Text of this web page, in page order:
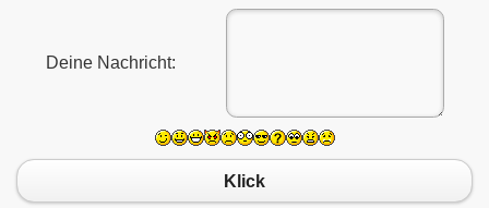
Deine Nachricht:
Klick